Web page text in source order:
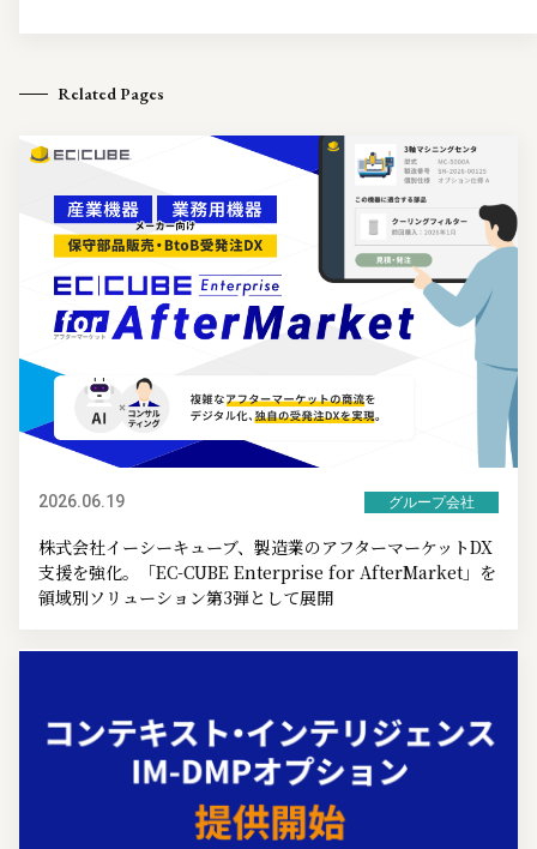
Related Pages
2026.06.19 グループ会社
株式会社イーシーキューブ、製造業のアフターマーケットDX
支援を強化。「EC-CUBE Enterprise for AfterMarket」を
領域別ソリューション第3弾として展開